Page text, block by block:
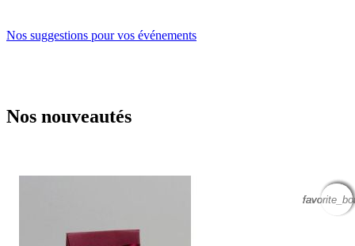
Nos suggestions pour vos événements
Nos nouveautés